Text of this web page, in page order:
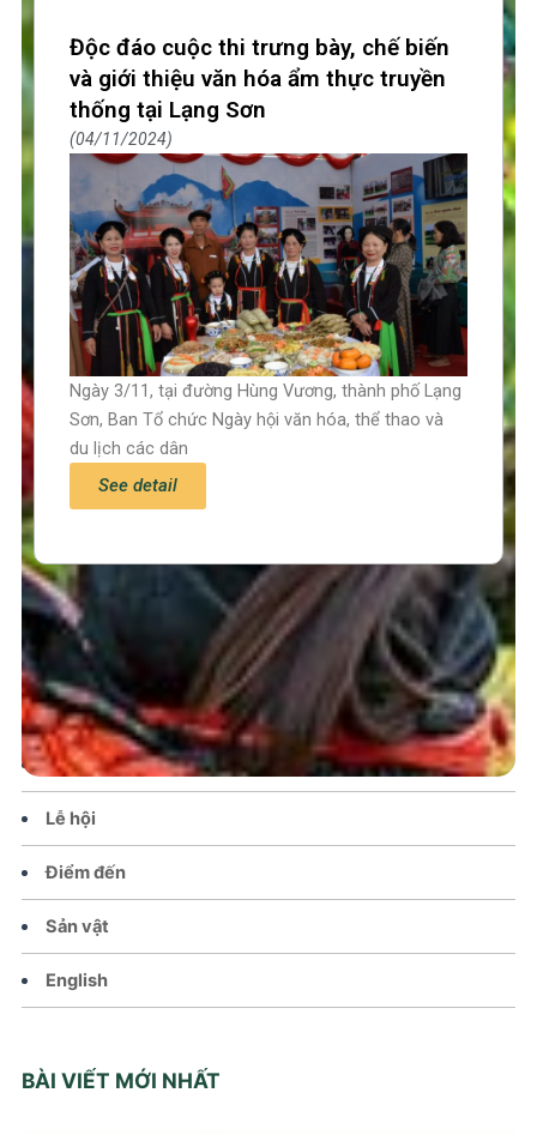
Trang chủ
Tin tức – Sự kiện
Chính sách
Văn hoá – Đời sống
Lễ hội
Điểm đến
Sản vật
English
BÀI VIẾT MỚI NHẤT
Độc đáo cuộc thi trưng bày, chế biến
và giới thiệu văn hóa ẩm thực truyền
thống tại Lạng Sơn
04/11/2024
Ngày 3/11, tại đường Hùng Vương, thành phố Lạng
Sơn, Ban Tổ chức Ngày hội văn hóa, thể thao và
du lịch các dân
See detail